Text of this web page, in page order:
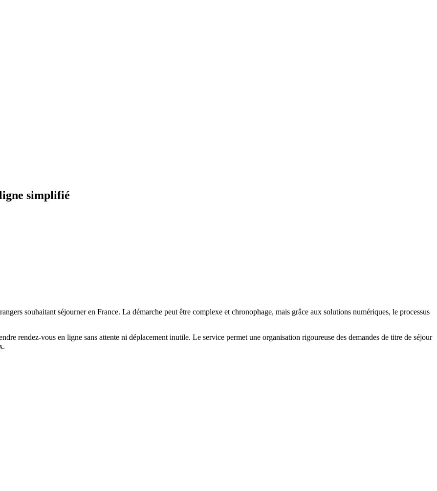
simplifié
souhaitant séjourner en France. La démarche peut être complexe et chronophage, mais grâce aux solutions numériques, le processus
rendez-vous en ligne sans attente ni déplacement inutile. Le service permet une organisation rigoureuse des demandes de titre de séjour